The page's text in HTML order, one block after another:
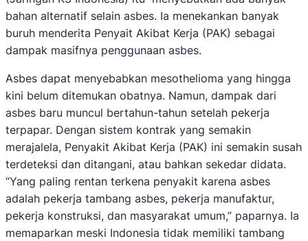
bahan alternatif selain asbes. Ia menekankan banyak
buruh menderita Penyait Akibat Kerja (PAK) sebagai
dampak masifnya penggunaan asbes.
Asbes dapat menyebabkan mesothelioma yang hingga
kini belum ditemukan obatnya. Namun, dampak dari
asbes baru muncul bertahun-tahun setelah pekerja
terpapar. Dengan sistem kontrak yang semakin
merajalela, Penyakit Akibat Kerja (PAK) ini semakin susah
terdeteksi dan ditangani, atau bahkan sekedar didata.
“Yang paling rentan terkena penyakit karena asbes
adalah pekerja tambang asbes, pekerja manufaktur,
pekerja konstruksi, dan masyarakat umum,” paparnya. Ia
memaparkan meski Indonesia tidak memiliki tambang